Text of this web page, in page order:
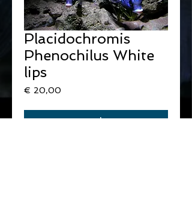
Placidochromis
Phenochilus White
lips
€ 20,00
Bestel nu!